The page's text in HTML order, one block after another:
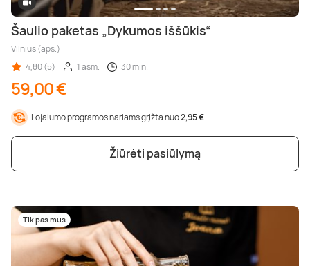
Šaulio paketas „Dykumos iššūkis“
Vilnius (aps.)
4,80 (5)
1 asm. 30 min.
59,00 €
Lojalumo programos nariams grįžta nuo2,95 €
Žiūrėti pasiūlymą
Tik pas mus